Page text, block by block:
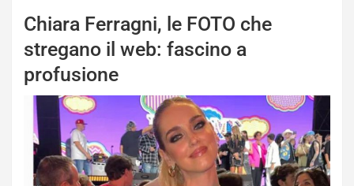
Chiara Ferragni, le FOTO che
stregano il web: fascino a
profusione